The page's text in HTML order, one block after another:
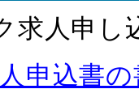
人申し
申込書